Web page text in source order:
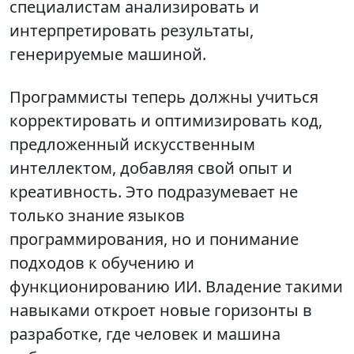
специалистам анализировать и
интерпретировать результаты,
генерируемые машиной.
Программисты теперь должны учиться
корректировать и оптимизировать код,
предложенный искусственным
интеллектом, добавляя свой опыт и
креативность. Это подразумевает не
только знание языков
программирования, но и понимание
подходов к обучению и
функционированию ИИ. Владение такими
навыками откроет новые горизонты в
разработке, где человек и машина